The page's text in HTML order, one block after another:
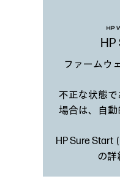
ファームウ
不正な状態
場合は、自
HP Sure Start
の詳